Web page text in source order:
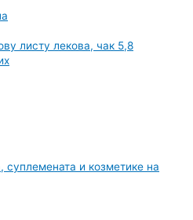
листу лекова, чак 5,8
суплемената и козметике на